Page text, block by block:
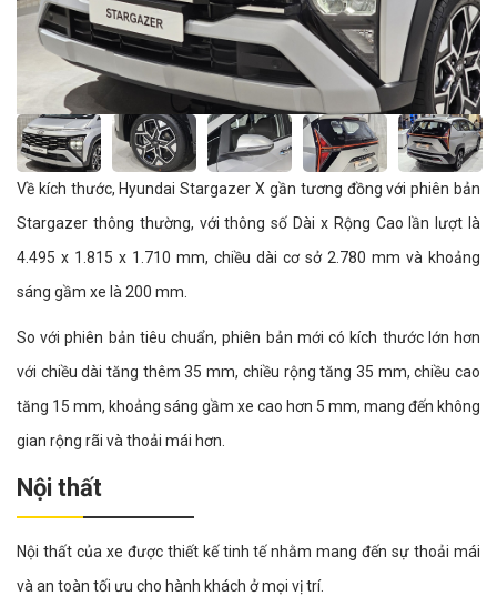
Về kích thước, Hyundai Stargazer X gần tương đồng với phiên bản
Stargazer thông thường, với thông số Dài x Rộng Cao lần lượt là
4.495 x 1.815 x 1.710 mm, chiều dài cơ sở 2.780 mm và khoảng
sáng gầm xe là 200 mm.
So với phiên bản tiêu chuẩn, phiên bản mới có kích thước lớn hơn
với chiều dài tăng thêm 35 mm, chiều rộng tăng 35 mm, chiều cao
tăng 15 mm, khoảng sáng gầm xe cao hơn 5 mm, mang đến không
gian rộng rãi và thoải mái hơn.
Nội thất
Nội thất của xe được thiết kế tinh tế nhằm mang đến sự thoải mái
và an toàn tối ưu cho hành khách ở mọi vị trí.